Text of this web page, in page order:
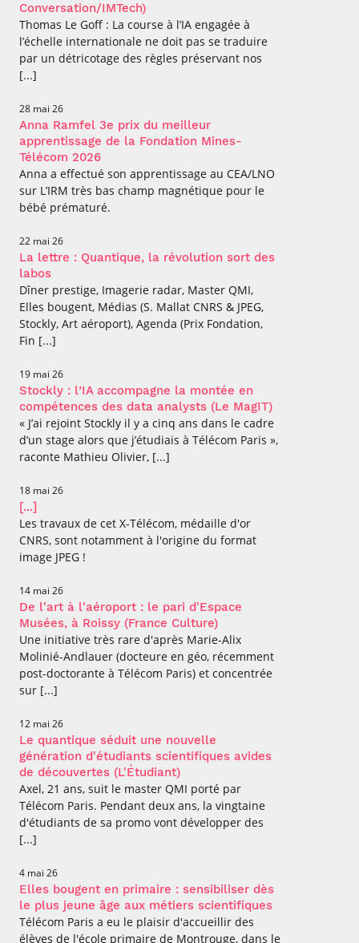
Conversation/IMTech)
Thomas Le Goff : La course à l’IA engagée à
l’échelle internationale ne doit pas se traduire
par un détricotage des règles préservant nos
[...]
28 mai 26
Anna Ramfel 3e prix du meilleur
apprentissage de la Fondation Mines-
Télécom 2026
Anna a effectué son apprentissage au CEA/LNO
sur L’IRM très bas champ magnétique pour le
bébé prématuré.
22 mai 26
La lettre : Quantique, la révolution sort des
labos
Dîner prestige, Imagerie radar, Master QMI,
Elles bougent, Médias (S. Mallat CNRS & JPEG,
Stockly, Art aéroport), Agenda (Prix Fondation,
Fin [...]
19 mai 26
Stockly : l’IA accompagne la montée en
compétences des data analysts (Le MagIT)
« J’ai rejoint Stockly il y a cinq ans dans le cadre
d’un stage alors que j’étudiais à Télécom Paris »,
raconte Mathieu Olivier, [...]
18 mai 26
[...]
Les travaux de cet X-Télécom, médaille d'or
CNRS, sont notamment à l'origine du format
image JPEG !
14 mai 26
De l'art à l'aéroport : le pari d'Espace
Musées, à Roissy (France Culture)
Une initiative très rare d'après Marie-Alix
Molinié-Andlauer (docteure en géo, récemment
post-doctorante à Télécom Paris) et concentrée
sur [...]
12 mai 26
Le quantique séduit une nouvelle
génération d'étudiants scientifiques avides
de découvertes (L'Étudiant)
Axel, 21 ans, suit le master QMI porté par
Télécom Paris. Pendant deux ans, la vingtaine
d'étudiants de sa promo vont développer des
[...]
4 mai 26
Elles bougent en primaire : sensibiliser dès
le plus jeune âge aux métiers scientifiques
Télécom Paris a eu le plaisir d'accueillir des
élèves de l'école primaire de Montrouge, dans le